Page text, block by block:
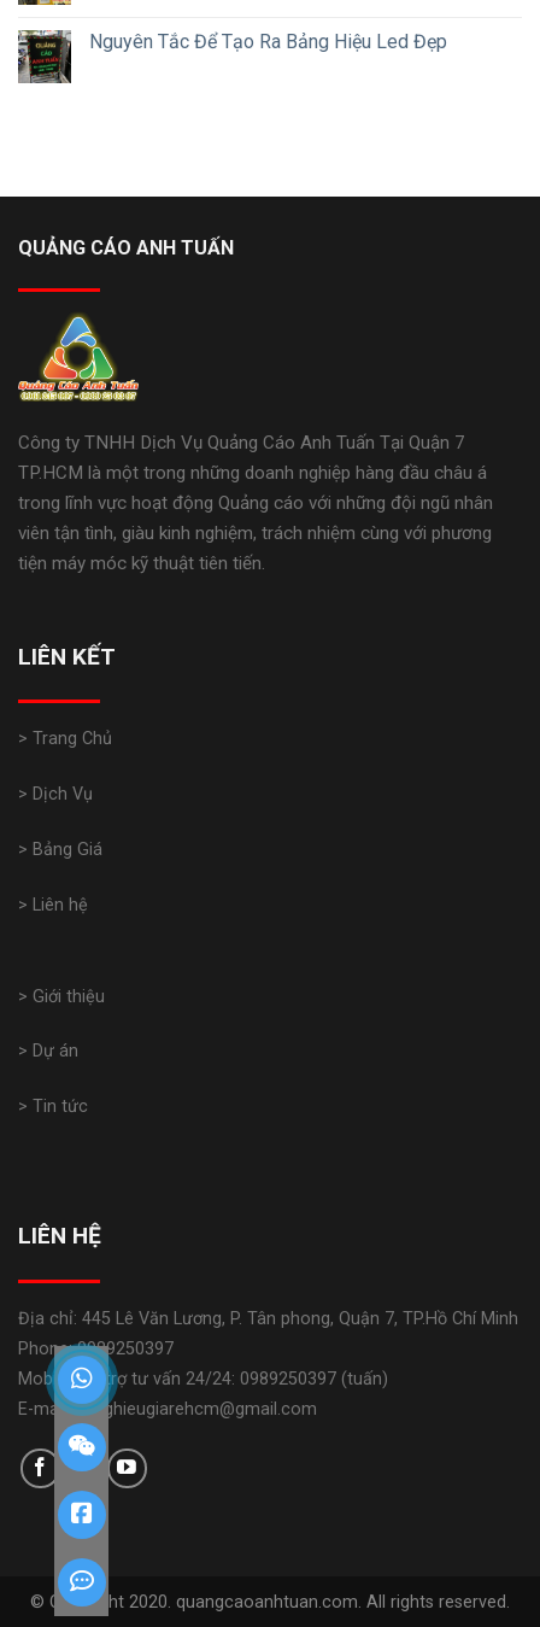
Nguyên Tắc Để Tạo Ra Bảng Hiệu Led Đẹp
QUẢNG CÁO ANH TUẤN
Công ty TNHH Dịch Vụ Quảng Cáo Anh Tuấn Tại Quận 7
TP.HCM là một trong những doanh nghiệp hàng đầu châu á
trong lĩnh vực hoạt động Quảng cáo với những đội ngũ nhân
viên tận tình, giàu kinh nghiệm, trách nhiệm cùng với phương
tiện máy móc kỹ thuật tiên tiến.
LIÊN KẾT
> Trang Chủ
> Dịch Vụ
> Bảng Giá
> Liên hệ
> Giới thiệu
> Dự án
> Tin tức
LIÊN HỆ
Địa chỉ: 445 Lê Văn Lương, P. Tân phong, Quận 7, TP.Hồ Chí Minh
Phone: 0989250397
Mobile: Hỗ trợ tư vấn 24/24: 0989250397 (tuấn)
E-mail: banghieugiarehcm@gmail.com
© Copyright 2020. quangcaoanhtuan.com. All rights reserved.